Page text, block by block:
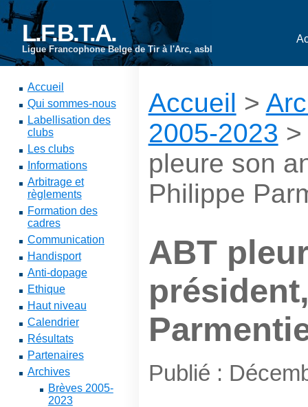
L.F.B.T.A.
Ligue Francophone Belge de Tir à l'Arc, asbl
Accueil
Qui sommes-nous
Labellisation des
clubs
Les clubs
Informations
Arbitrage et
règlements
Formation des
cadres
Communication
Handisport
Anti-dopage
Ethique
Haut niveau
Calendrier
Résultats
Partenaires
Archives
Brèves 2005-
2023
Accueil >
2005-2023
pleure son
Philippe
ABT
Publié :